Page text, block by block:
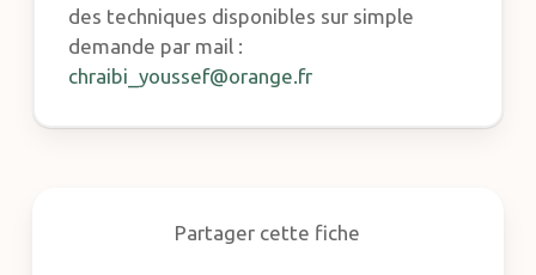
des techniques disponibles sur simple
demande par mail :
chraibi_youssef@orange.fr
Partager cette fiche